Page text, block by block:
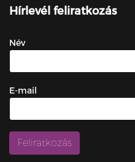
Hírlevél feliratkozás
Név
E-mail